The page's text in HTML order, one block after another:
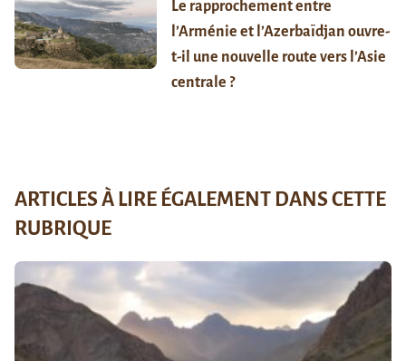
Le rapprochement entre
l’Arménie et l’Azerbaïdjan ouvre-
t-il une nouvelle route vers l’Asie
centrale ?
ARTICLES À LIRE ÉGALEMENT DANS CETTE
RUBRIQUE